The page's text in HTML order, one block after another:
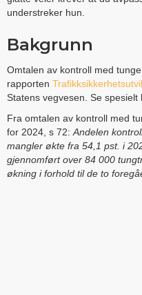
understreker hun.
Bakgrunn
Omtalen av kontroll med
rapporten
Statens vegvesen. Se spesielt
Fra omtalen av kontroll med
for 2024, s 72: Andelen
mangler økte fra 54,1 pst. i
gjennomført over 84 000
økning i forhold til de to